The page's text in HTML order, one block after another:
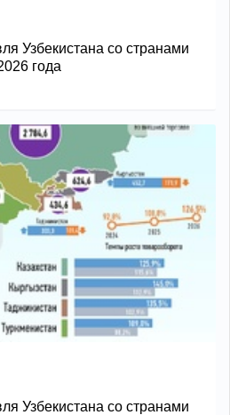
Узбекистана со странами
года
Узбекистана со странами